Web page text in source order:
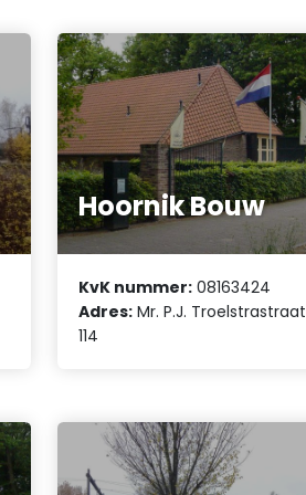
Hoornik Bouw
KvK nummer: 08163424
Adres: Mr. P.J. Troelstrastraat
114